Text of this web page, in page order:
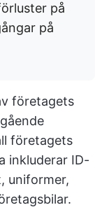
på
på
företagets
företagets
inkluderar ID-
uniformer,